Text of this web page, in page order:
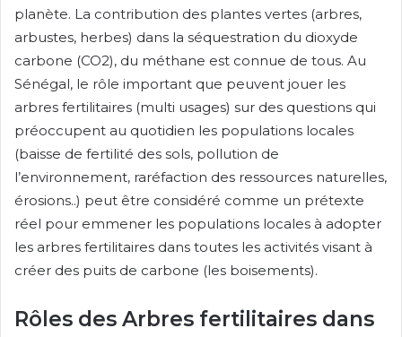
planète. La contribution des plantes vertes (arbres,
arbustes, herbes) dans la séquestration du dioxyde
carbone (CO2), du méthane est connue de tous. Au
Sénégal, le rôle important que peuvent jouer les
arbres fertilitaires (multi usages) sur des questions qui
préoccupent au quotidien les populations locales
(baisse de fertilité des sols, pollution de
l’environnement, raréfaction des ressources naturelles,
érosions..) peut être considéré comme un prétexte
réel pour emmener les populations locales à adopter
les arbres fertilitaires dans toutes les activités visant à
créer des puits de carbone (les boisements).
Rôles des Arbres fertilitaires dans